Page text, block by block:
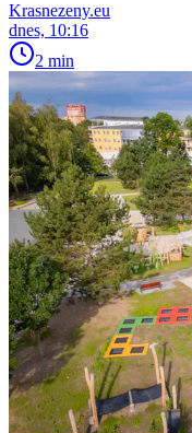
Krasnezeny.eu
dnes, 10:16
2 min